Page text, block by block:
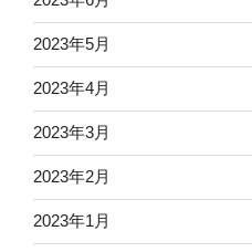
2023年5月
2023年4月
2023年3月
2023年2月
2023年1月